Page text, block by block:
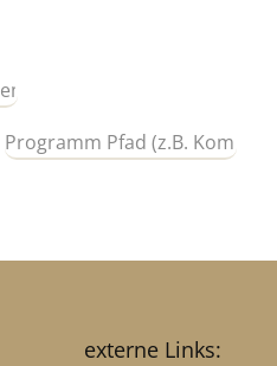
externe Links: